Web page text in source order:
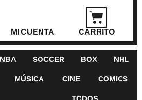
MI CUENTA CARRITO
NBA SOCCER BOX NHL
MÚSICA CINE COMICS
TODOS